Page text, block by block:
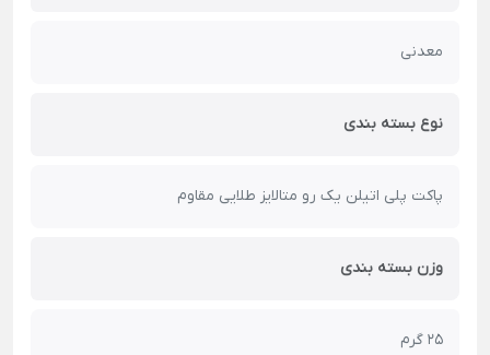
معدنی
نوع بسته بندی
پاکت پلی اتیلن یک رو متالایز طلایی مقاوم
وزن بسته بندی
25 گرم